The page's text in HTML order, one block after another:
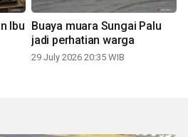
Ibu Buaya muara Sungai Palu
jadi perhatian warga
29 July 2026 20:35 WIB